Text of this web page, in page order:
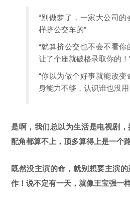
“别做梦了，一家大公司的
样挤公交车的”
“就算挤公交也不会不看
让了个座就破格录取你的！
“你以为做个好事就能改变
身能力不够，认识谁也没用
是啊，我们总以为生活是电视剧
配角都算不上，顶多算得上是一个
既然没主演的命，就别想要主演
作！说不定有一天，就像王宝强一